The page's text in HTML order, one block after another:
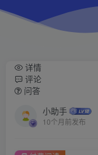
详情
评论
问答
小助手
10个月前发布